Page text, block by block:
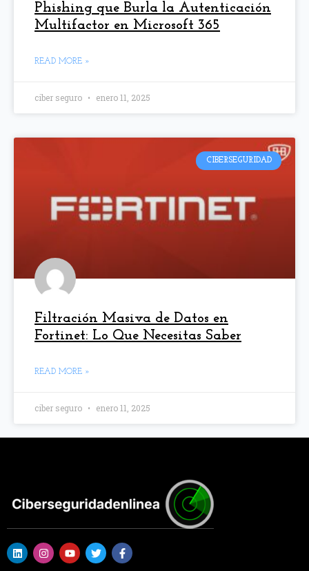
Phishing que Burla la Autenticación
Multifactor en Microsoft 365
READ MORE »
ciber seguro enero 11, 2025
CIBERSEGURIDAD
Filtración Masiva de Datos en
Fortinet: Lo Que Necesitas Saber
READ MORE »
ciber seguro enero 11, 2025